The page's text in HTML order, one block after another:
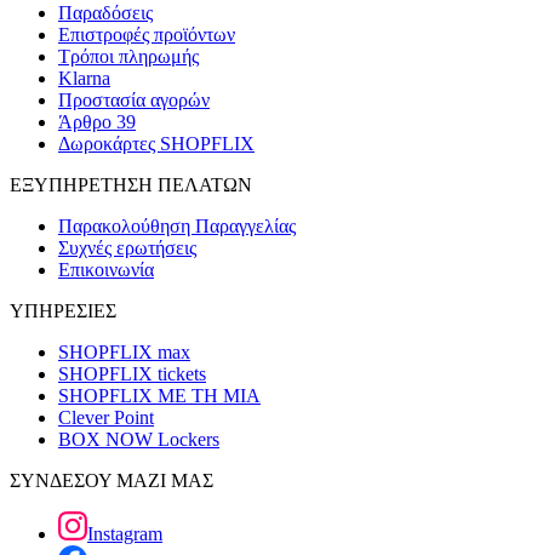
Παραδόσεις
Επιστροφές προϊόντων
Τρόποι πληρωμής
Klarna
Προστασία αγορών
Άρθρο 39
Δωροκάρτες SHOPFLIX
ΕΞΥΠΗΡΕΤΗΣΗ ΠΕΛΑΤΩΝ
Παρακολούθηση Παραγγελίας
Συχνές ερωτήσεις
Επικοινωνία
ΥΠΗΡΕΣΙΕΣ
SHOPFLIX max
SHOPFLIX tickets
SHOPFLIX ΜΕ ΤΗ ΜΙΑ
Clever Point
BOX NOW Lockers
ΣΥΝΔΕΣΟΥ ΜΑΖΙ ΜΑΣ
Instagram